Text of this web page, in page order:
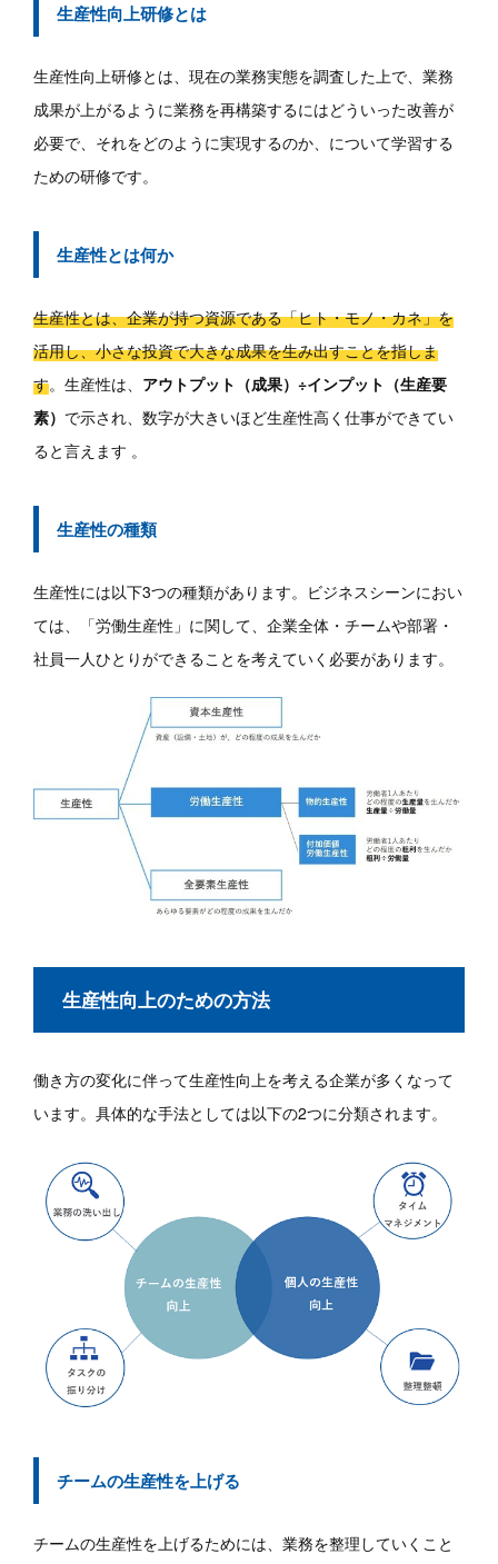
生産性向上研修とは
生産性向上研修とは、現在の業務実態を調査した上で、業務
成果が上がるように業務を再構築するにはどういった改善が
必要で、それをどのように実現するのか、について学習する
ための研修です。
生産性とは何か
生産性とは、企業が持つ資源である「ヒト・モノ・カネ」を
活用し、小さな投資で大きな成果を生み出すことを指しま
す。生産性は、 アウトプット（成果）÷インプット（生産要
素） で示され、数字が大きいほど生産性高く仕事ができてい
ると言えます 。
生産性の種類
生産性には以下3つの種類があります。ビジネスシーンにおい
ては、「労働生産性」に関して、企業全体・チームや部署・
社員一人ひとりができることを考えていく必要があります。
生産性向上のための方法
働き方の変化に伴って生産性向上を考える企業が多くなって
います。具体的な手法としては以下の2つに分類されます。
チームの生産性を上げる
チームの生産性を上げるためには、業務を整理していくこと